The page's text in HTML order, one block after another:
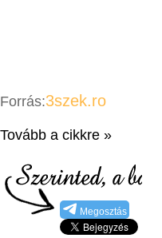
Forrás:3szek.ro
Tovább a cikkre »
Megosztás